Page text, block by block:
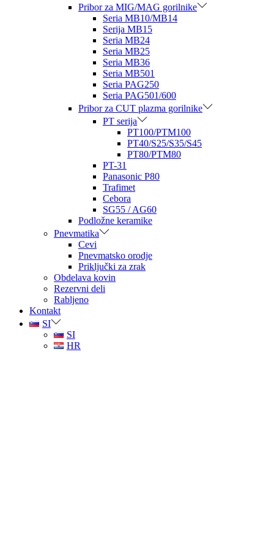
Pribor za MIG/MAG gorilnike
Seria MB10/MB14
Serija MB15
Seria MB24
Seria MB25
Seria MB36
Seria MB501
Seria PAG250
Seria PAG501/600
Pribor za CUT plazma gorilnike
PT serija
PT100/PTM100
PT40/S25/S35/S45
PT80/PTM80
PT-31
Panasonic P80
Trafimet
Cebora
SG55 / AG60
Podložne keramike
Pnevmatika
Cevi
Pnevmatsko orodje
Priključki za zrak
Obdelava kovin
Rezervni deli
Rabljeno
Kontakt
SI
SI
HR